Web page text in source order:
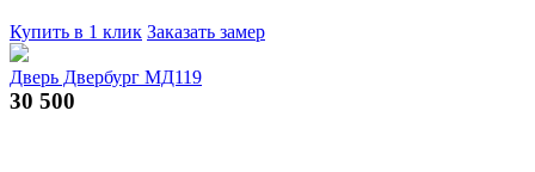
Купить в 1 клик Заказать замер
Дверь Двербург МД119
30 500